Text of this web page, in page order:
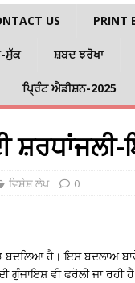
US PRINT
ਸੁੱਕ ਸ਼ਬਦ ਝਰੋਖਾ
ਪ੍ਰਿੰਟ ਐਡੀਸ਼ਨ-2025
ਵਿਸ਼ੇਸ਼ ਲੇਖ 0
ਬਦਲਿਆ ਹੈ। ਇਸ ਬਦਲਾਅ
ਗੁੰਜਾਇਸ਼ ਵੀ ਫਰੋਲੀ ਜਾ ਰਹੀ